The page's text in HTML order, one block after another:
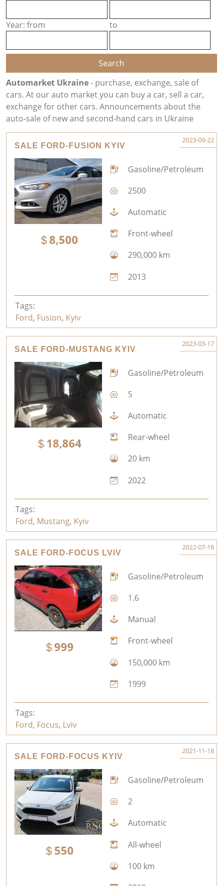
Year: from to
Automarket Ukraine- purchase, exchange, sale of
cars. At our auto market you can buy a car, sell a car,
exchange for other cars. Announcements about the
auto-sale of new and second-hand cars in Ukraine
SALE FORD-FUSION KYIV
2023-09-22
8,500
Gasoline/Petroleum
2500
Automatic
Front-wheel
290,000 km
2013
Tags:
Ford, Fusion, Kyiv
SALE FORD-MUSTANG KYIV
2023-03-17
18,864
Gasoline/Petroleum
5
Automatic
Rear-wheel
20 km
2022
Tags:
Ford, Mustang, Kyiv
SALE FORD-FOCUS LVIV
2022-07-18
999
Gasoline/Petroleum
1.6
Manual
Front-wheel
150,000 km
1999
Tags:
Ford, Focus, Lviv
SALE FORD-FOCUS KYIV
2021-11-18
550
Gasoline/Petroleum
2
Automatic
All-wheel
100 km